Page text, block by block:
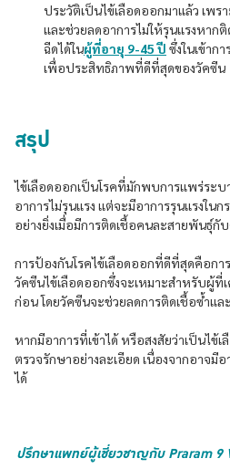
ประวัติเป็นไข้เลือดออกมาเเล้ว เพ
เเละช่วยลดอาการไม่ให้รุนเเรงหาก
ฉีดได้ในผู้ที่อายุ 9-45 ปี ซึ่งในเข้าก
เพื่อประสิทธิภาพที่ดีที่สุดของวัคซีน
สรุป
ไข้เลือดออกเป็นโรคที่มักพบการเเพร่ระ
อาการไม่รุนเเรง เเต่จะมีอาการรุนเเรงใ
อย่างยิ่งเมื่อมีการติดเชื้อคนละสายพันธุ์กับ
การป้องกันโรคไข้เลือดออกที่ดีที่สุดคือกา
วัคซีนไข้เลือดออกซึ่งจะเหมาะสำหรับผู้ที่
ก่อน โดยวัคซีนจะช่วยลดการติดเชื้อซ้ำเเล
หากมีอาการที่เข้าได้ หรือสงสัยว่าเป็นไข้
ตรวจรักษาอย่างละเอียด เนื่องจากอาจมีอ
ได้
ปรึกษาแพทย์ผู้เชี่ยวชาญกับ Praram